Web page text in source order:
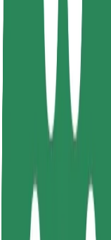
Blog
Sala de
Misión
Relación
Liderazgo
Medios
Fondo